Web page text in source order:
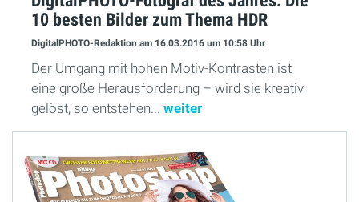
10 besten Bilder zum Thema HDR
DigitalPHOTO-Redaktion am 16.03.2016 um 10:58 Uhr
Der Umgang mit hohen Motiv-Kontrasten ist
eine große Herausforderung – wird sie kreativ
gelöst, so entstehen... weiter